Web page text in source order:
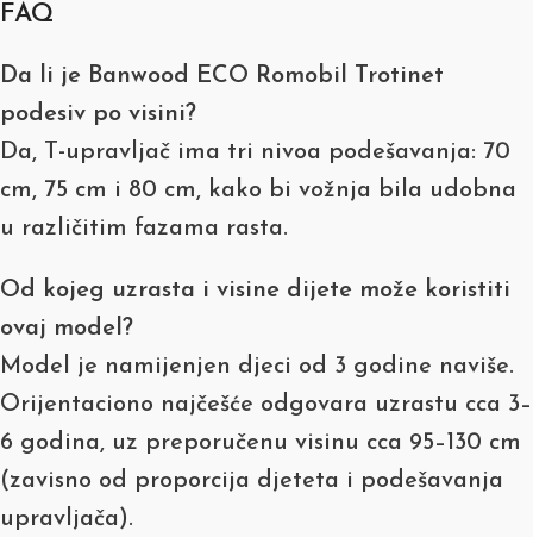
FAQ
Da li je Banwood ECO Romobil Trotinet
podesiv po visini?
Da, T-upravljač ima tri nivoa podešavanja: 70
cm, 75 cm i 80 cm, kako bi vožnja bila udobna
u različitim fazama rasta.
Od kojeg uzrasta i visine dijete može koristiti
ovaj model?
Model je namijenjen djeci od 3 godine naviše.
Orijentaciono najčešće odgovara uzrastu cca 3–
6 godina, uz preporučenu visinu cca 95–130 cm
(zavisno od proporcija djeteta i podešavanja
upravljača).